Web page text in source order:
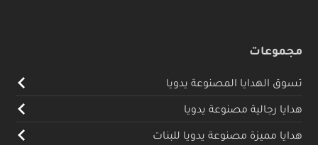
مجموعات
تسوق الهدايا المصنوعة يدويا
هدايا رجالية مصنوعة يدويا
هدايا مميزة مصنوعة يدويا للبنات